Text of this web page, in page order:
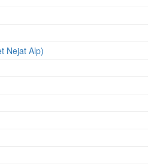
Nejat Alp)